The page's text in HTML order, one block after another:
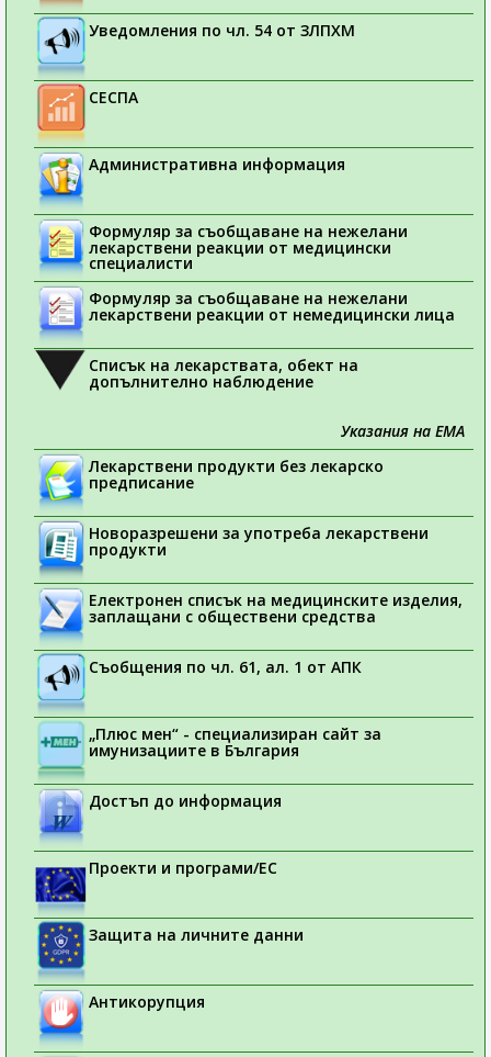
Уведомления по чл. 54 от ЗЛПХМ
СЕСПА
Административна информация
Формуляр за съобщаване на нежелани
лекарствени реакции от медицински
специалисти
Формуляр за съобщаване на нежелани
лекарствени реакции от немедицински лица
Списък на лекарствата, обект на
допълнително наблюдение
Указания на ЕМА
Лекарствени продукти без лекарско
предписание
Новоразрешени за употреба лекарствени
продукти
Електронен списък на медицинските изделия,
заплащани с обществени средства
Съобщения по чл. 61, ал. 1 от АПК
„Плюс мен“ - специализиран сайт за
имунизациите в България
Достъп до информация
Проекти и програми/ЕС
Защита на личните данни
Антикорупция